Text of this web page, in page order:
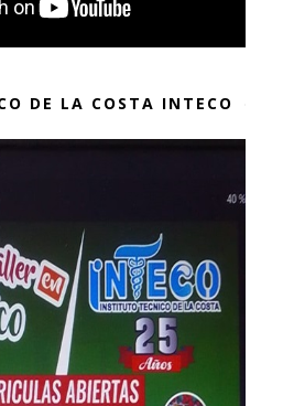
DE LA COSTA INTECO